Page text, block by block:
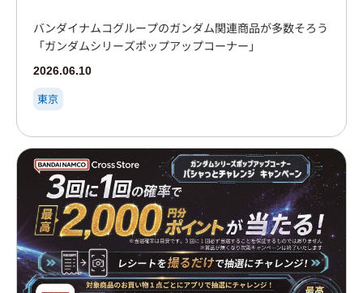
バンダイナムコグループのガンダム関連商品が多数そろう
「ガンダムシリーズポップアップコーナー」
2026.06.10
東京